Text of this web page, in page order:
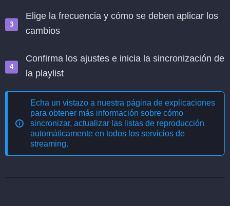
Elige la frecuencia y cómo se deben aplicar los
cambios
Confirma los ajustes e inicia la sincronización de
la playlist
Echa un vistazo a nuestra página de explicaciones
para obtener más información sobre cómo
sincronizar, actualizar las listas de reproducción
automáticamente en todos los servicios de
streaming.